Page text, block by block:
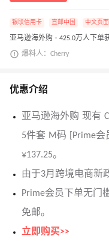
银联信用卡 直邮中国 中文页面
亚马逊海外购 · 425.0万人下单
爆料人：Cherry
优惠介绍
亚马逊海外购 现有
5件套 M码 [Prime会
¥137.25。
由于3月跨境电商新
Prime会员下单无门
免邮。
立即购买>>